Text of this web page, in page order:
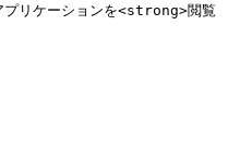
ケーションを<strong>閲覧